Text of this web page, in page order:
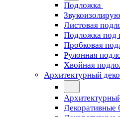
Подложка
Листовая
Подложка под
Пробковая
Рулонная
Хвойная
Архитектурный
Декоративные